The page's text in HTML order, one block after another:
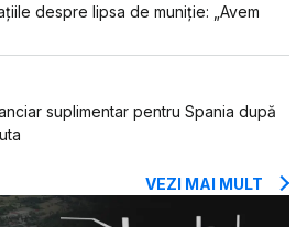
despre lipsa de muniție: „Avem
suplimentar pentru Spania după
VEZI MAI MULT